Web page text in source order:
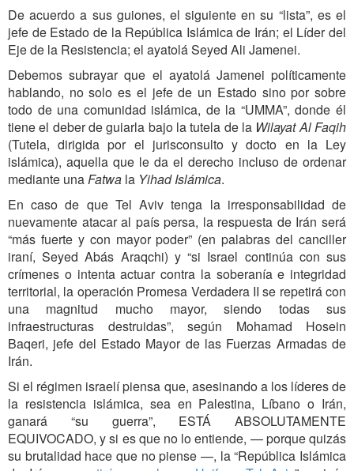
De acuerdo a sus guiones, el siguiente en su “lista”, es el
jefe de Estado de la República Islámica de Irán; el Líder del
Eje de la Resistencia; el ayatolá Seyed Ali Jamenei.
Debemos subrayar que el ayatolá Jamenei políticamente
hablando, no solo es el jefe de un Estado sino por sobre
todo de una comunidad islámica, de la “UMMA”, donde él
tiene el deber de guiarla bajo la tutela de la Wilayat Al Faqih
(Tutela, dirigida por el jurisconsulto y docto en la Ley
islámica), aquella que le da el derecho incluso de ordenar
mediante unaFatwa la Yihad Islámica.
En caso de que Tel Aviv tenga la irresponsabilidad de
nuevamente atacar al país persa, la respuesta de Irán será
“más fuerte y con mayor poder” (en palabras del canciller
iraní, Seyed Abás Araqchi) y “si Israel continúa con sus
crímenes o intenta actuar contra la soberanía e integridad
territorial, la operación Promesa Verdadera II se repetirá con
una magnitud mucho mayor, siendo todas sus
infraestructuras destruidas”, según Mohamad Hosein
Baqeri, jefe del Estado Mayor de las Fuerzas Armadas de
Irán.
Si el régimen israelí piensa que, asesinando a los líderes de
la resistencia islámica, sea en Palestina, Líbano o Irán,
ganará “su guerra”, ESTÁ ABSOLUTAMENTE
EQUIVOCADO, y si es que no lo entiende, — porque quizás
su brutalidad hace que no piense —, la “República Islámica